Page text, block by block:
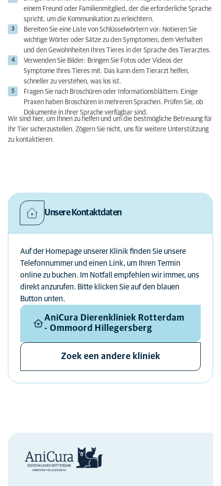
einem Freund oder Familienmitglied, der die erforderliche Sprache
spricht, um die Kommunikation zu erleichtern.
Bereiten Sie eine Liste von Schlüsselwörtern vor: Notieren Sie
wichtige Wörter oder Sätze zu den Symptomen, dem Verhalten
und den Gewohnheiten Ihres Tieres in der Sprache des Tierarztes.
Verwenden Sie Bilder: Bringen Sie Fotos oder Videos der
Symptome Ihres Tieres mit. Das kann dem Tierarzt helfen,
schneller zu verstehen, was los ist.
Fragen Sie nach Broschüren oder Informationsblättern: Einige
Praxen haben Broschüren in mehreren Sprachen. Prüfen Sie, ob
Dokumente in Ihrer Sprache verfügbar sind.
Wir sind hier, um Ihnen zu helfen und um die bestmögliche Betreuung für
Ihr Tier sicherzustellen. Zögern Sie nicht, uns für weitere Unterstützung
zu kontaktieren.
Unsere Kontaktdaten
Auf der Homepage unserer Klinik finden Sie unsere
Telefonnummer und einen Link, um Ihren Termin
online zu buchen. Im Notfall empfehlen wir immer, uns
direkt anzurufen. Bitte klicken Sie auf den blauen
Button unten.
AniCura Dierenkliniek Rotterdam
- Ommoord Hillegersberg
Zoek een andere kliniek